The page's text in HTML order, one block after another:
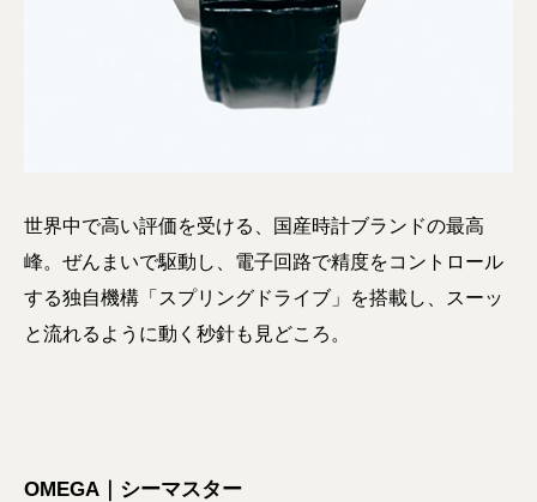
世界中で高い評価を受ける、国産時計ブランドの最高
峰。ぜんまいで駆動し、電子回路で精度をコントロール
する独自機構「スプリングドライブ」を搭載し、スーッ
と流れるように動く秒針も見どころ。
OMEGA｜シーマスター